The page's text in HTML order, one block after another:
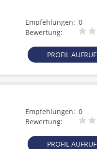
Empfehlungen: 0
Bewertung:
PROFIL
Empfehlungen: 0
Bewertung:
PROFIL